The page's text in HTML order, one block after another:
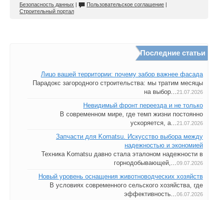
Безопасность данных | Пользовательское соглашение |
Строительный портал
Последние статьи
Лицо вашей территории: почему забор важнее фасада
Парадокс загородного строительства: мы тратим месяцы
на выбор...21.07.2026
Невидимый фронт переезда и не только
В современном мире, где темп жизни постоянно
ускоряется, а...21.07.2026
Запчасти для Komatsu. Искусство выбора между
надежностью и экономией
Техника Komatsu давно стала эталоном надежности в
горнодобывающей,...09.07.2026
Новый уровень оснащения животноводческих хозяйств
В условиях современного сельского хозяйства, где
эффективность...06.07.2026